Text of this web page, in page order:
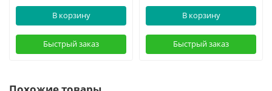
В корзину
Быстрый заказ
В корзину
Быстрый заказ